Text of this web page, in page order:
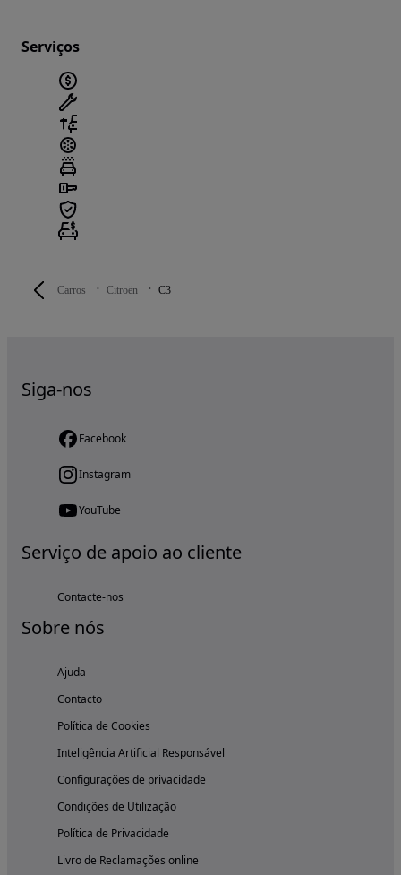
Carros Citroën C3
Serviços
Siga-nos
Facebook
Instagram
YouTube
Serviço de apoio ao cliente
Contacte-nos
Sobre nós
Ajuda
Contacto
Política de Cookies
Inteligência Artificial Responsável
Configurações de privacidade
Condições de Utilização
Política de Privacidade
Livro de Reclamações online